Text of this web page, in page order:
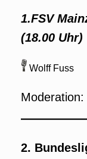
1.FSV
(18.00 Uhr)
Wolff Fuss
2.